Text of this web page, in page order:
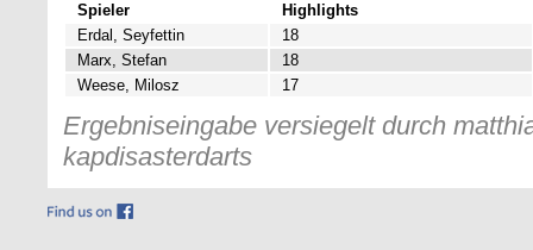
Spieler
Highlights
Erdal, Seyfettin
18
Marx, Stefan
18
Weese, Milosz
17
Ergebniseingabe versiegelt durch
kapdisasterdarts